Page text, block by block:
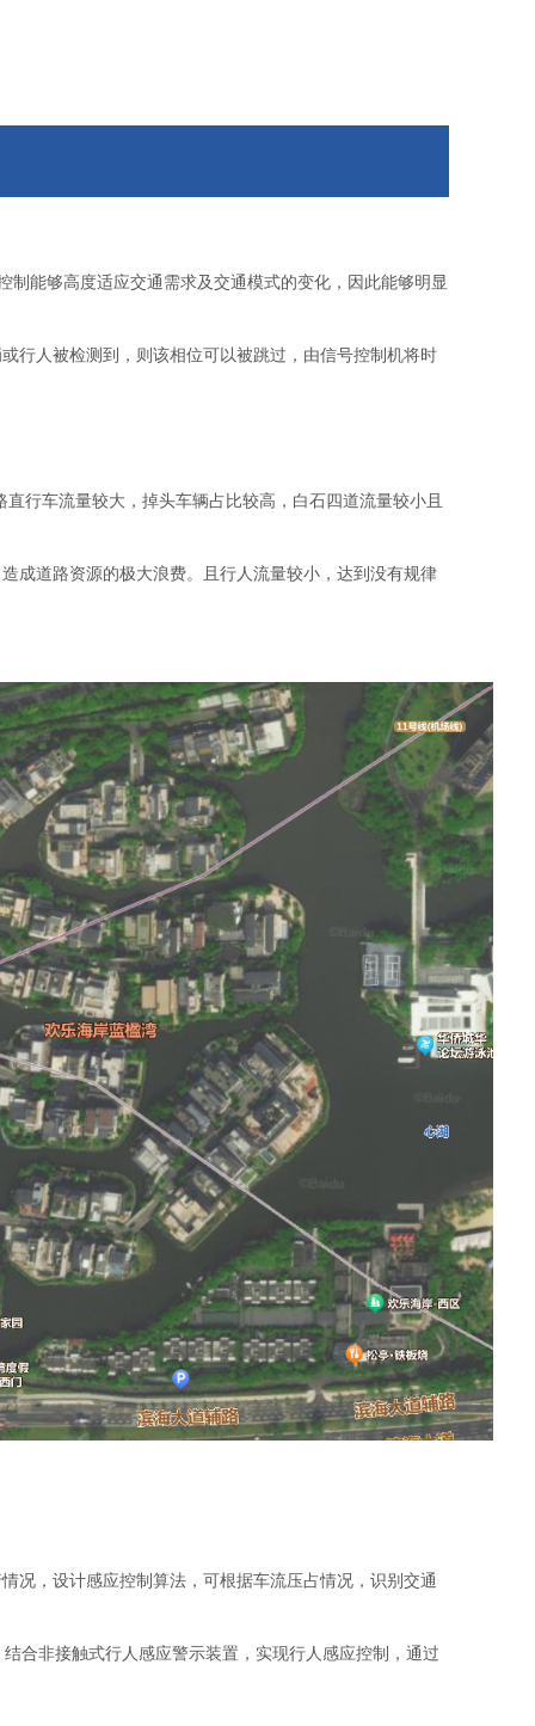
能够高度适应交通需求及交通模式的变化，因此能够明显
行人被检测到，则该相位可以被跳过，由信号控制机将时
行车流量较大，掉头车辆占比较高，白石四道流量较小且
成道路资源的极大浪费。且行人流量较小，达到没有规律
况，设计感应控制算法，可根据车流压占情况，识别交通
合非接触式行人感应警示装置，实现行人感应控制，通过